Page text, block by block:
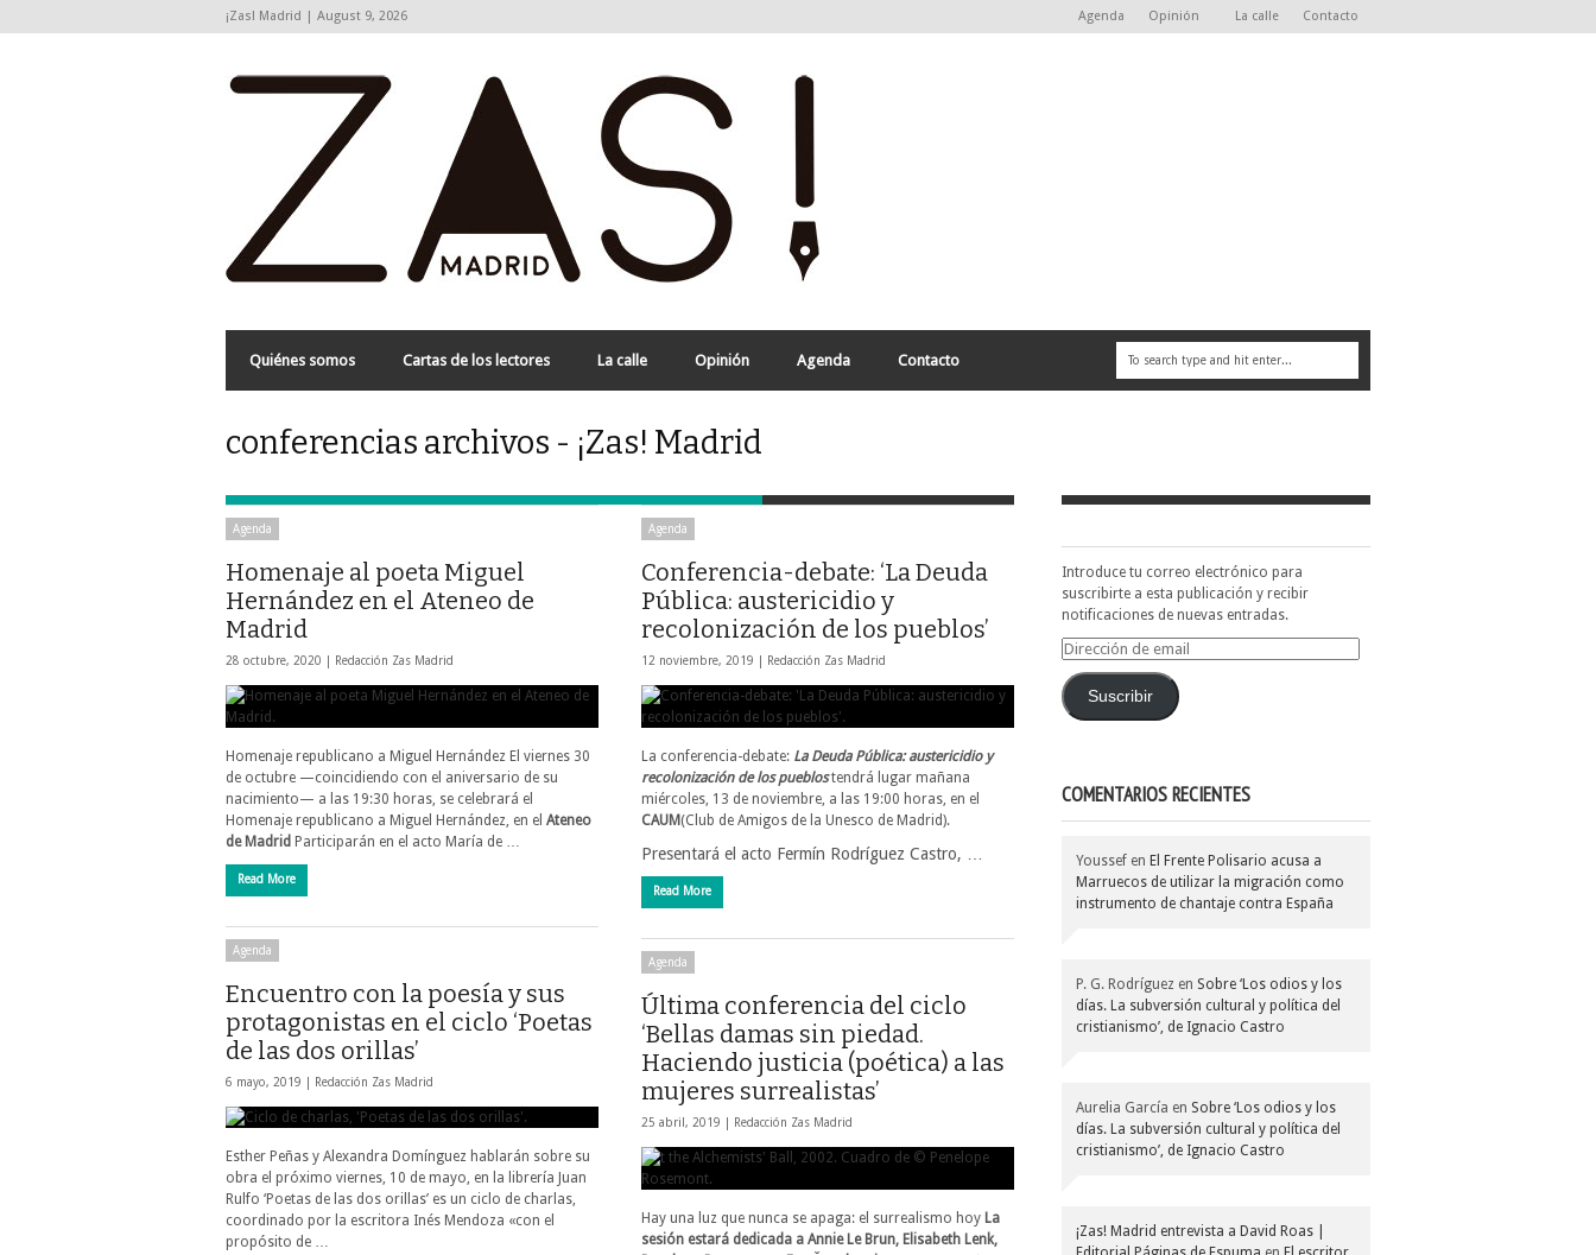
¡Zas! Madrid | August 9, 2026 Agenda Opinión La calle Contacto
Quiénes somos Cartas de los lectores La calle Opinión Agenda Contacto
conferencias archivos - ¡Zas! Madrid
Agenda
Homenaje al poeta Miguel
Hernández en el Ateneo de
Madrid
28 octubre, 2020 | Redacción Zas Madrid
Homenaje republicano a Miguel Hernández El viernes 30
de octubre —coincidiendo con el aniversario de su
nacimiento— a las 19:30 horas, se celebrará el
Homenaje republicano a Miguel Hernández, en el Ateneo
de Madrid Participarán en el acto María de …
Read More
Agenda
Conferencia-debate: ‘La Deuda
Pública: austericidio y
recolonización de los pueblos’
12 noviembre, 2019 | Redacción Zas Madrid
La conferencia-debate: La Deuda Pública: austericidio y
recolonización de los pueblostendrá lugar mañana
miércoles, 13 de noviembre, a las 19:00 horas, en el
CAUM (Club de Amigos de la Unesco de Madrid).
Presentará el acto Fermín Rodríguez Castro, …
Read More
Agenda
Encuentro con la poesía y sus
protagonistas en el ciclo ‘Poetas
de las dos orillas’
6 mayo, 2019 | Redacción Zas Madrid
Esther Peñas y Alexandra Domínguez hablarán sobre su
obra el próximo viernes, 10 de mayo, en la librería Juan
Rulfo ‘Poetas de las dos orillas’ es un ciclo de charlas,
coordinado por la escritora Inés Mendoza «con el
propósito de …
Agenda
Última conferencia del ciclo
‘Bellas damas sin piedad.
Haciendo justicia (poética) a las
mujeres surrealistas’
25 abril, 2019 | Redacción Zas Madrid
Hay una luz que nunca se apaga: el surrealismo hoy La
sesión estará dedicada a Annie Le Brun, Elisabeth Lenk,
Introduce tu correo electrónico para
suscribirte a esta publicación y recibir
notificaciones de nuevas entradas.
Dirección
emailSuscribir
COMENTARIOS RECIENTES
Youssef en El Frente Polisario acusa a
Marruecos de utilizar la migración como
instrumento de chantaje contra España
P. G. Rodríguez en Sobre ‘Los odios y los
días. La subversión cultural y política del
cristianismo’, de Ignacio Castro
Aurelia García en Sobre ‘Los odios y los
días. La subversión cultural y política del
cristianismo’, de Ignacio Castro
¡Zas! Madrid entrevista a David Roas |